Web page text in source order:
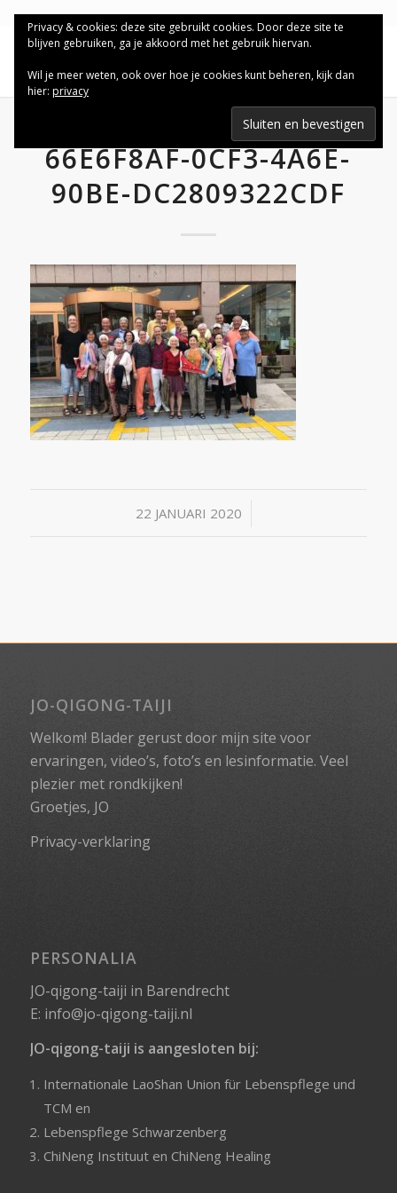
66E6F8AF-0CF3-4A6E-
90BE-DC2809322CDF
22 JANUARI 2020
/
JO-QIGONG-TAIJI
Welkom! Blader gerust door mijn site voor
ervaringen, video’s, foto’s en lesinformatie. Veel
plezier met rondkijken!
Groetjes, JO
Privacy-verklaring
PERSONALIA
JO-qigong-taiji in Barendrecht
E: info@jo-qigong-taiji.nl
JO-qigong-taiji is aangesloten bij:
Internationale LaoShan Union für Lebenspflege und
TCM en
Lebenspflege Schwarzenberg
ChiNeng Instituuten ChiNeng Healing
Privacy & cookies: deze site gebruikt cookies. Door deze site te
blijven gebruiken, ga je akkoord met het gebruik hiervan.
Wil je meer weten, ook over hoe je cookies kunt beheren, kijk dan
hier: privacy